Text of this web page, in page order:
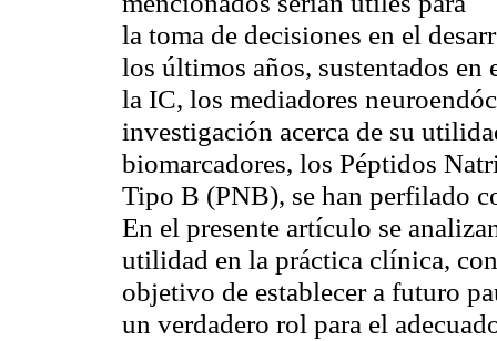
la toma de decisiones en el
los últimos años, sustentados
la IC, los mediadores
investigación acerca de su
biomarcadores, los Péptidos
Tipo B (PNB), se han perfilado
En el presente artículo se
utilidad en la práctica clínica,
objetivo de establecer a futuro
un verdadero rol para el